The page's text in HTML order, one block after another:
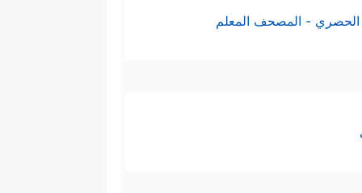
الحصري - المصحف المعلم